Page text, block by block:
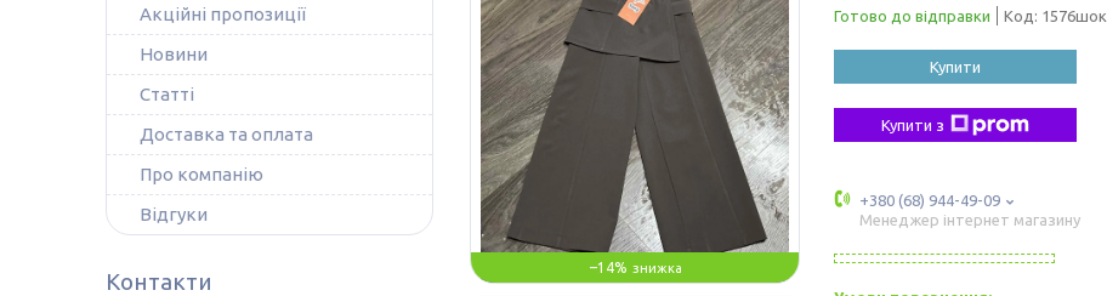
–14%
Готово до відправки Код: 1576шок
Купити
Купити з
+380 (68) 944-49-09
Менеджер інтернет магазину
Акційні пропозиції
Новини
Статті
Доставка та оплата
Про компанію
Відгуки
Контакти